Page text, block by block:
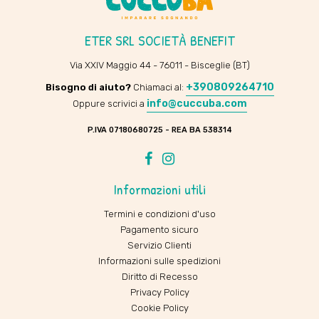
ETER SRL SOCIETÀ BENEFIT
Via XXIV Maggio 44 - 76011 - Bisceglie (BT)
Bisogno di aiuto? Chiamaci al: +390809264710
Oppure scrivici a info@cuccuba.com
P.IVA 07180680725 - REA BA 538314
Facebook
Informazioni utili
Termini e condizioni d'uso
Pagamento sicuro
Servizio Clienti
Informazioni sulle spedizioni
Diritto di Recesso
Privacy Policy
Cookie Policy